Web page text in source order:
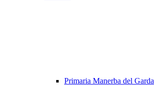
Primaria Manerba del Garda